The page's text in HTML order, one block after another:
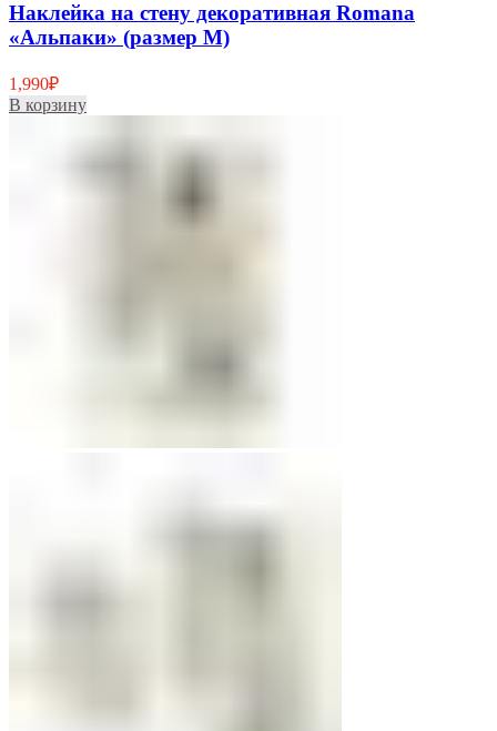
Наклейка на стену декоративная Romana
«Альпаки» (размер M)
1,990₽
В корзину